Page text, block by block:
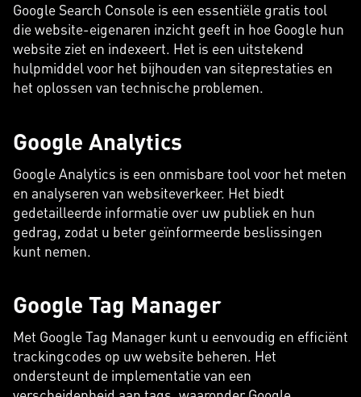
Google Search Console is een essentiële gratis tool
die website-eigenaren inzicht geeft in hoe Google hun
website ziet en indexeert. Het is een uitstekend
hulpmiddel voor het bijhouden van siteprestaties en
het oplossen van technische problemen.
Google Analytics
Google Analytics is een onmisbare tool voor het meten
en analyseren van websiteverkeer. Het biedt
gedetailleerde informatie over uw publiek en hun
gedrag, zodat u beter geïnformeerde beslissingen
kunt nemen.
Google Tag Manager
Met Google Tag Manager kunt u eenvoudig en efficiënt
trackingcodes op uw website beheren. Het
ondersteunt de implementatie van een